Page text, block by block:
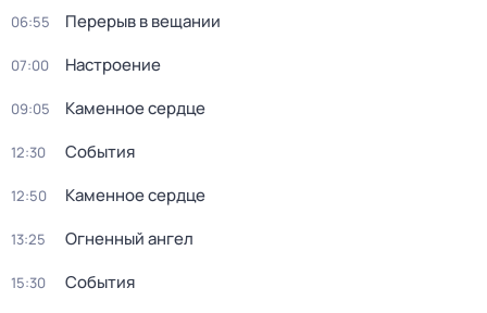
06:55 Перерыв в вещании
07:00 Настроение
09:05 Каменное сердце
12:30 События
12:50 Каменное сердце
13:25 Огненный ангел
15:30 События